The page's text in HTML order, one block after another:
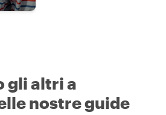
gli altri a
nostre guide